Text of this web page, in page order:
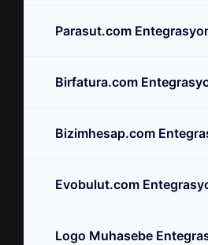
Parasut.com
Birfatura.com
Bizimhesap.com
Evobulut.com
Logo Muhasebe